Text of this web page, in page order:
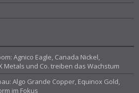
Agnico Eagle, Canada Nickel,
Metals und Co. treiben das Wachstum
Algo Grande Copper, Equinox Gold,
im Fokus